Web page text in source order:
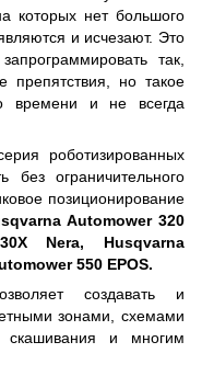
которых нет большого
и исчезают. Это
так,
препятствия, но такое
времени и не всегда
роботизированных
без ограничительного
позиционирование
Automower 320
Nera, Husqvarna
550 EPOS.
создавать и
зонами, схемами
скашивания и многим